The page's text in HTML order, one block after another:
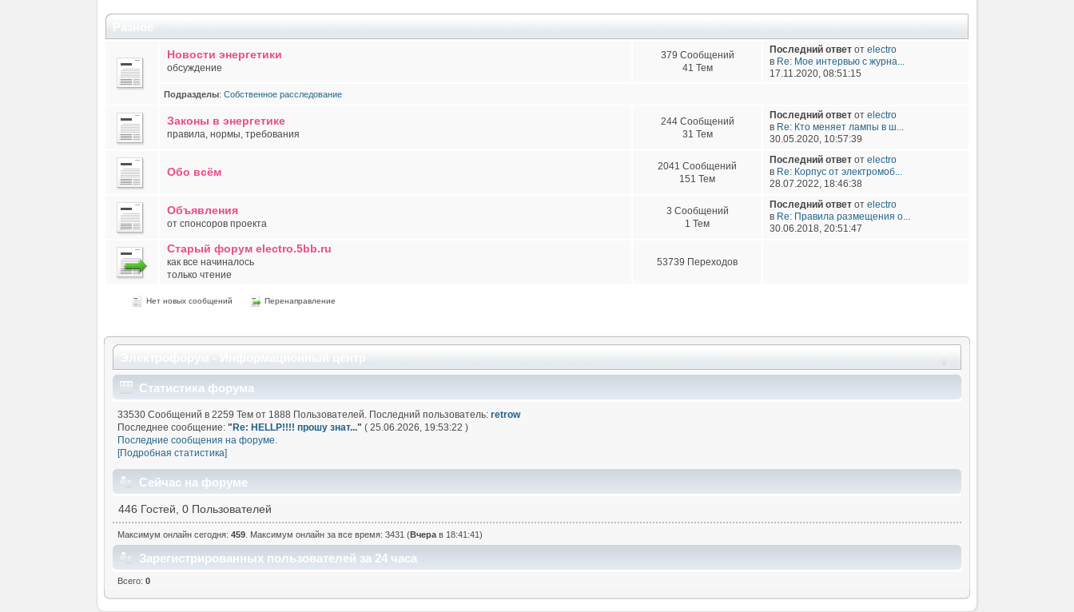
Новости энергетики
обсуждение
379 Сообщений
41 Тем
Последний ответ отelectro
в Re: Мое интервью с журна...
17.11.2020, 08:51:15
Подразделы: Собственное расследование
Законы в энергетике
правила, нормы, требования
244 Сообщений
31 Тем
Последний ответ отelectro
в Re: Кто меняет лампы в ш...
30.05.2020, 10:57:39
Обо всём
2041 Сообщений
151 Тем
Последний ответ отelectro
в Re: Корпус от электромоб...
28.07.2022, 18:46:38
Объявления
от спонсоров проекта
3 Сообщений
1 Тем
Последний ответ отelectro
в Re: Правила размещения о...
30.06.2018, 20:51:47
Старый форум electro.5bb.ru
как все начиналось
только чтение
53739 Переходов
Нет новых сообщений Перенаправление
Статистика форума
33530 Сообщений в 2259 Тем от 1888 Пользователей. Последний пользователь:retrow
Последнее сообщение:"Re: HELLP!!!! прошу знат..." ( 25.06.2026, 19:53:22 )
Последние сообщения на форуме.
[Подробная статистика]
Сейчас на форуме
446 Гостей, 0 Пользователей
Максимум онлайн сегодня: 459. Максимум онлайн за все время: 3431 (Вчерав 18:41:41)
Зарегистрированных пользователей за 24 часа
Всего: 0